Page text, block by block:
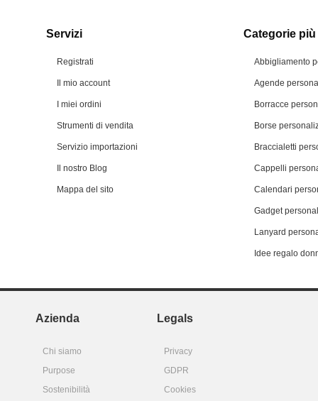
Servizi
Registrati
Il mio account
I miei ordini
Strumenti di vendita
Servizio importazioni
Il nostro Blog
Mappa del sito
Categorie
Abbigliamento
Agende
Borracce
Borse
Braccialetti
Cappelli
Calendari
Gadget
Lanyard
Idee regalo
Azienda Legals
Chi siamo
Privacy
Purpose
GDPR
Sostenibilità
Cookies